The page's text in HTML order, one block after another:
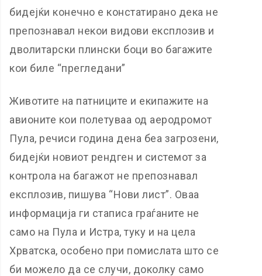
бидејќи конечно е констатирано дека не
препознавал некои видови експлозив и
дволитарски плински боци во багажите
кои биле “прегледани”
Животите на патниците и екипажите на
авионите кои полетуваа од аеродромот
Пула, речиси година дена беа загрозени,
бидејќи новиот рендген и системот за
контрола на багажот не препознавал
експлозив, пишува “Нови лист”. Оваа
информација ги стаписа граѓаните не
само на Пула и Истра, туку и на цела
Хрватска, особено при помислата што се
би можело да се случи, доколку само